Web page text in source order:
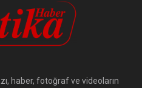
haber, fotoğraf ve videoların